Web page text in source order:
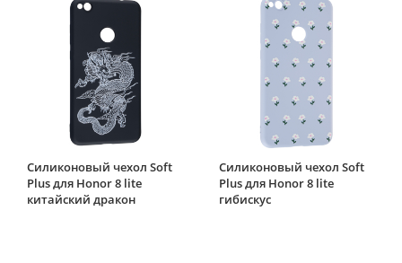
Силиконовый чехол Soft
Plus для Honor 8 lite
китайский дракон
Силиконовый чехол Soft
Plus для Honor 8 lite
гибискус